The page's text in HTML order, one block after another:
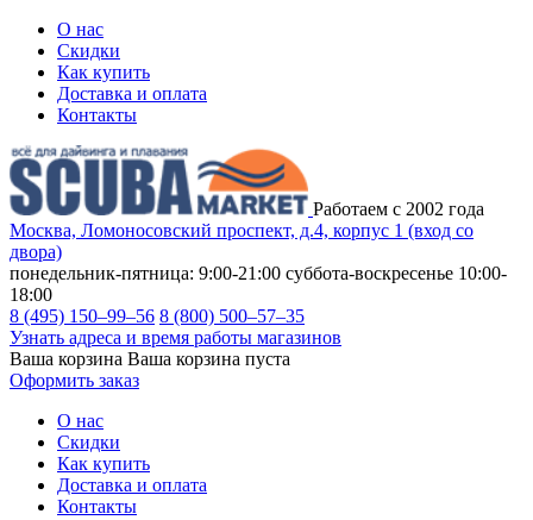
О нас
Скидки
Как купить
Доставка и оплата
Контакты
Работаем с 2002 года
Москва, Ломоносовский проспект, д.4, корпус 1 (вход со
двора)
понедельник-пятница: 9:00-21:00 суббота-воскресенье 10:00-
18:00
8 (495) 150–99–56 8 (800) 500–57–35
Узнать адреса и время работы магазинов
Ваша корзина Ваша корзина пуста
Оформить заказ
О нас
Скидки
Как купить
Доставка и оплата
Контакты